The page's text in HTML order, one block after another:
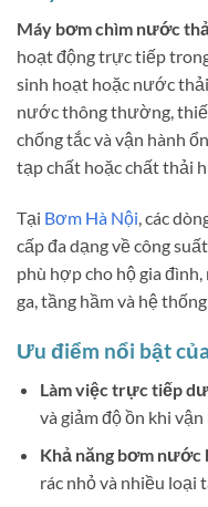
Máy bơm chìm nước
hoạt động trực tiếp
sinh hoạt hoặc nước
nước thông thường,
chống tắc và vận hành
tạp chất hoặc chất thải
Tại Bơm Hà Nội, các
cấp đa dạng về công
phù hợp cho hộ gia
ga, tầng hầm và hệ
Ưu điểm nổi bật
Làm việc trực tiếp
và giảm độ ồn khi vận
Khả năng bơm nước
rác nhỏ và nhiều loại